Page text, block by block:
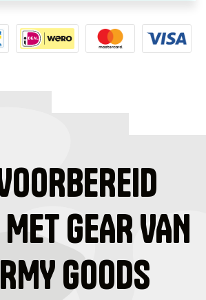
GEAR VAN
GOODS